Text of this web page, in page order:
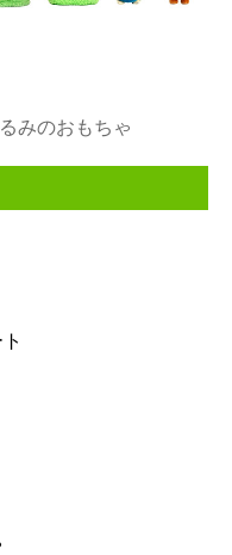
みのおもちゃ